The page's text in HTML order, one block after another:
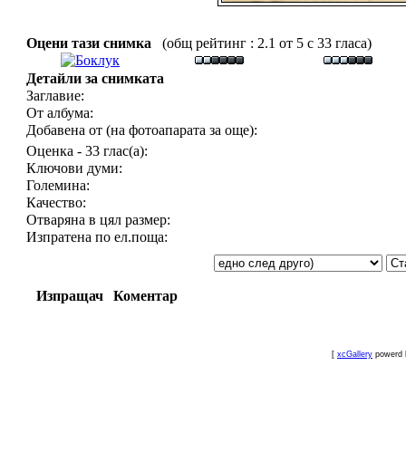
Оцени тази снимка (общ рейтинг : 2.1 от 5 с 33 гласа)
Детайли за снимката
Заглавие:
От албума:
Добавена от (на фотоапарата за още):
Оценка - 33 глас(а):
Ключови думи:
Големина:
Качество:
Отваряна в цял размер:
Изпратена по ел.поща:
Изпращач Коментар
[ xcGallery